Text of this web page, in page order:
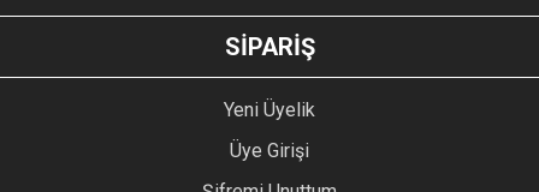
GÖNDER
SİPARİŞ
Yeni Üyelik
Üye Girişi